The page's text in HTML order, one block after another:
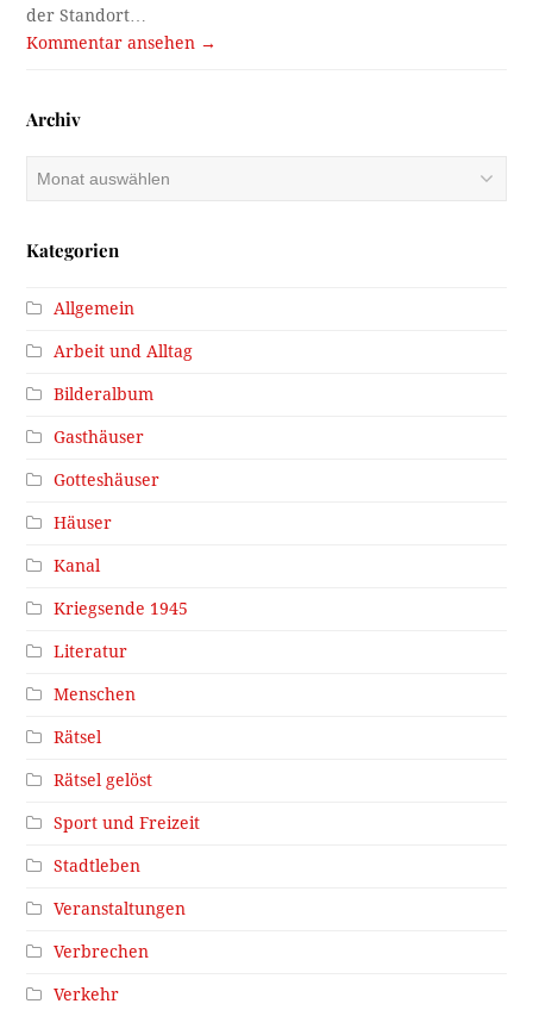
der Standort…
Kommentar ansehen →
Archiv
Archiv
Kategorien
Allgemein
Arbeit und Alltag
Bilderalbum
Gasthäuser
Gotteshäuser
Häuser
Kanal
Kriegsende 1945
Literatur
Menschen
Rätsel
Rätsel gelöst
Sport und Freizeit
Stadtleben
Veranstaltungen
Verbrechen
Verkehr